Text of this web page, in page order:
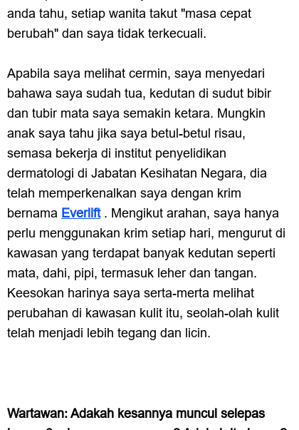
anda tahu, setiap wanita takut "masa cepat
berubah" dan saya tidak terkecuali.
Apabila saya melihat cermin, saya menyedari
bahawa saya sudah tua, kedutan di sudut bibir
dan tubir mata saya semakin ketara. Mungkin
anak saya tahu jika saya betul-betul risau,
semasa bekerja di institut penyelidikan
dermatologi di Jabatan Kesihatan Negara, dia
telah memperkenalkan saya dengan krim
bernama Everlift . Mengikut arahan, saya hanya
perlu menggunakan krim setiap hari, mengurut di
kawasan yang terdapat banyak kedutan seperti
mata, dahi, pipi, termasuk leher dan tangan.
Keesokan harinya saya serta-merta melihat
perubahan di kawasan kulit itu, seolah-olah kulit
telah menjadi lebih tegang dan licin.
Wartawan: Adakah kesannya muncul selepas